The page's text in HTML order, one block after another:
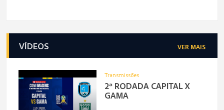
VÍDEOS VER MAIS
Transmissões
2ª RODADA CAPITAL X
GAMA